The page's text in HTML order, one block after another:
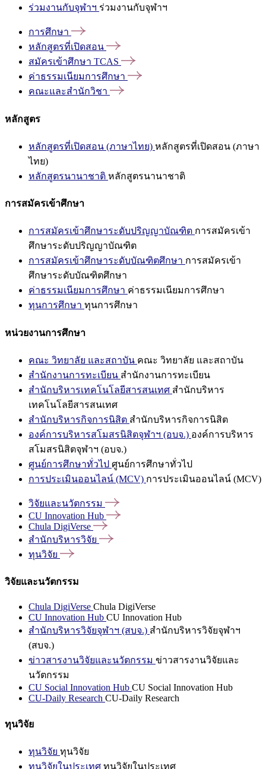
ร่วมงานกับจุฬาฯ ร่วมงานกับจุฬาฯ
การศึกษา
หลักสูตรที่เปิดสอน
สมัครเข้าศึกษา TCAS
ค่าธรรมเนียมการศึกษา
คณะและสำนักวิชา
หลักสูตร
หลักสูตรที่เปิดสอน (ภาษาไทย) หลักสูตรที่เปิดสอน (ภาษา
ไทย)
หลักสูตรนานาชาติ หลักสูตรนานาชาติ
การสมัครเข้าศึกษา
การสมัครเข้าศึกษาระดับปริญญาบัณฑิต การสมัครเข้า
ศึกษาระดับปริญญาบัณฑิต
การสมัครเข้าศึกษาระดับบัณฑิตศึกษา การสมัครเข้า
ศึกษาระดับบัณฑิตศึกษา
ค่าธรรมเนียมการศึกษา ค่าธรรมเนียมการศึกษา
ทุนการศึกษา ทุนการศึกษา
หน่วยงานการศึกษา
คณะ วิทยาลัย และสถาบัน คณะ วิทยาลัย และสถาบัน
สำนักงานการทะเบียน สำนักงานการทะเบียน
สำนักบริหารเทคโนโลยีสารสนเทศ สำนักบริหาร
เทคโนโลยีสารสนเทศ
สำนักบริหารกิจการนิสิต สำนักบริหารกิจการนิสิต
องค์การบริหารสโมสรนิสิตจุฬาฯ (อบจ.) องค์การบริหาร
สโมสรนิสิตจุฬาฯ (อบจ.)
ศูนย์การศึกษาทั่วไป ศูนย์การศึกษาทั่วไป
การประเมินออนไลน์ (MCV) การประเมินออนไลน์ (MCV)
วิจัยและนวัตกรรม
CU Innovation Hub
Chula DigiVerse
สำนักบริหารวิจัย
ทุนวิจัย
วิจัยและนวัตกรรม
Chula DigiVerse Chula DigiVerse
CU Innovation Hub CU Innovation Hub
สำนักบริหารวิจัยจุฬาฯ (สบจ.) สำนักบริหารวิจัยจุฬาฯ
(สบจ.)
ข่าวสารงานวิจัยและนวัตกรรม ข่าวสารงานวิจัยและ
นวัตกรรม
CU Social Innovation Hub CU Social Innovation Hub
CU-Daily Research CU-Daily Research
ทุนวิจัย
ทุนวิจัย ทุนวิจัย
ทุนวิจัยในประเทศ ทุนวิจัยในประเทศ